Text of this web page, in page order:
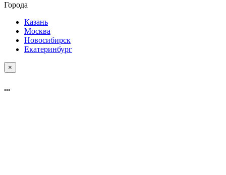
Города
Казань
Москва
Новосибирск
Екатеринбург
×
...